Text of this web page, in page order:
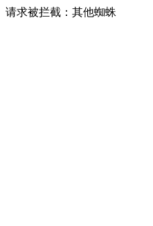
请求被拦截：其他蜘蛛